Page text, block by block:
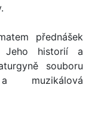
přednášek
Jeho historií a
souboru
muzikálová